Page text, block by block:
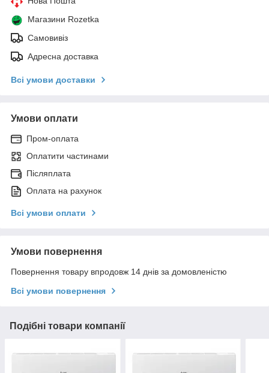
Магазини Rozetka
Самовивіз
Адресна доставка
Всі умови доставки
Умови оплати
Пром-оплата
Оплатити частинами
Післяплата
Оплата на рахунок
Всі умови оплати
Умови повернення
Повернення товару впродовж 14 днів за домовленістю
Всі умови повернення
Подібні товари компанії